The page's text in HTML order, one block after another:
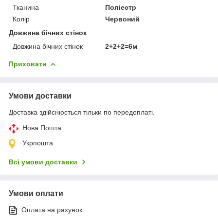
Тканина
Поліестр
Колір
Червоний
Довжина бічних стінок
Довжина бічних стінок
2+2+2=6м
Приховати
Умови доставки
Доставка здійснюється тільки по передоплаті.
Нова Пошта
Укрпошта
Всі умови доставки
Умови оплати
Оплата на рахунок